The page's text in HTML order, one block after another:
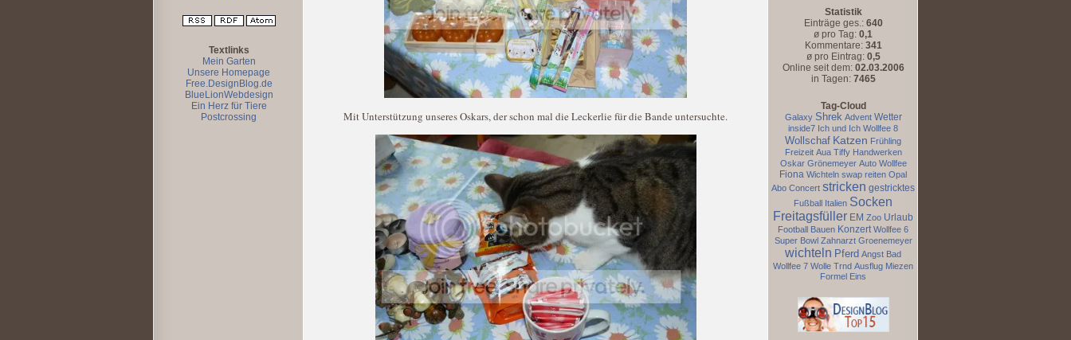
Textlinks
Mein Garten
Unsere Homepage
Free.DesignBlog.de
BlueLionWebdesign
Ein Herz für Tiere
Postcrossing
Mit Unterstützung unseres Oskars, der schon mal die Leckerlie für die Bande untersuchte.
Statistik
Einträge ges.: 640
ø pro Tag: 0,1
Kommentare: 341
ø pro Eintrag: 0,5
Online seit dem: 02.03.2006
in Tagen: 7465
Tag-Cloud
Galaxy Shrek Advent Wetter
inside7 Ich und Ich Wollfee 8
Wollschaf Katzen Frühling
Freizeit Aua Tiffy Handwerken
Oskar Grönemeyer Auto Wollfee
Fiona Wichteln swap reiten Opal
Abo Concert stricken gestricktes
Fußball Italien Socken
Freitagsfüller EM Zoo Urlaub
Football Bauen Konzert Wollfee 6
Super Bowl Zahnarzt Groenemeyer
wichteln Pferd Angst Bad
Wollfee 7 Wolle Trnd Ausflug Miezen
Formel Eins